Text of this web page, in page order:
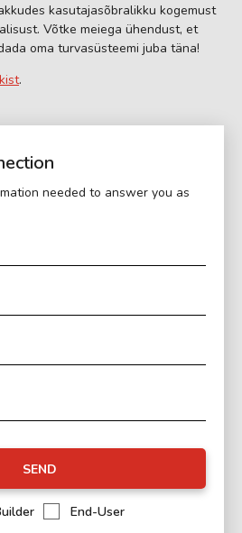
kasutajasõbralikku kogemust
Võtke meiega ühendust, et
oma turvasüsteemi juba täna!
.
needed to answer you as
SEND
End-User